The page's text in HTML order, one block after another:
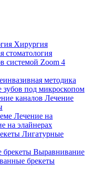
Хирургия
стоматология
системой Zoom 4
методика
зубов под микроскопом
каналов Лечение
Лечение на
на элайнерах
Лигатурные
Выравнивание
брекеты